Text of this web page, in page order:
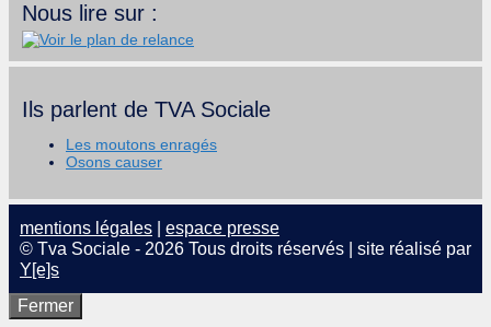
Nous lire sur :
Ils parlent de TVA Sociale
Les moutons enragés
Osons causer
mentions légales
espace presse
© Tva Sociale - 2026 Tous droits réservés | site réalisé par
Y[e]s
Fermer